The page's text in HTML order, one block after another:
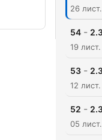
26
54 -
19
53 -
12
52 -
05